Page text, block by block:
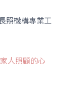
照機構專業工
人照顧的心